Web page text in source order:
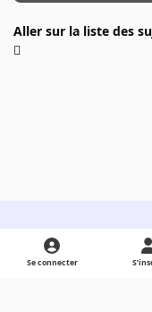
Aller sur la liste des
Light ModeDark ModeSystem
Se connecter